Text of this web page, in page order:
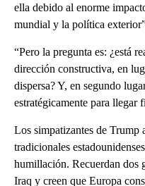
ella debido al enorme
mundial y la política
“Pero la pregunta es: ¿está
dirección constructiva, en
dispersa? Y, en segundo
estratégicamente para llegar
Los simpatizantes de Trump
tradicionales
humillación. Recuerdan dos
Iraq y creen que Europa